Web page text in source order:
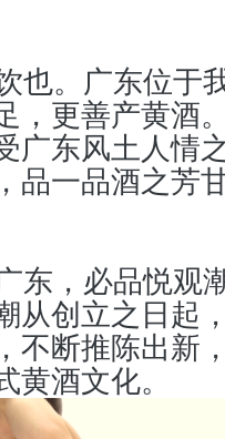
也。广东位于
，更善产黄酒
广东风土人情
品一品酒之芳
东，必品悦观
从创立之日起
不断推陈出新
黄酒文化。